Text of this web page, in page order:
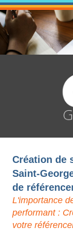
Création de
Saint-
de
L'importance
performant :
votre